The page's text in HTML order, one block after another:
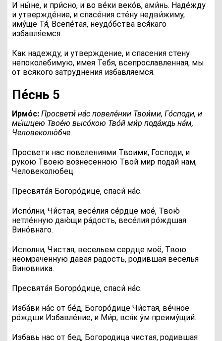
И ны́не, и при́сно, и во ве́ки веко́в, ами́нь. Наде́жду
и утвержде́ние, и спасе́ния сте́ну недви́жиму,
иму́ще Тя́, Всепе́тая, неудо́бства вся́каго
избавля́емся.
Как надежду, и утверждение, и спасения стену
непоколебимую, имея Тебя, всепрославленная, мы
от всякого затруднения избавляемся.
Пе́снь 5
Ирмо́с: Просвети́ на́с повеле́нии Твои́ми, Го́споди, и
мы́шцею Твое́ю высо́кою Тво́й ми́р пода́ждь на́м,
Человеколю́бче.
Просвети нас повелениями Твоими, Господи, и
рукою Твоею вознесенною Твой мир подай нам,
Человеколюбец.
Пресвята́я Богоро́дице, спаси́ на́с.
Испо́лни, Чи́стая, весе́лия се́рдце мое́, Твою́
нетле́нную даю́щи ра́дость, весе́лия ро́ждшая
Вино́внаго.
Исполни, Чистая, весельем сердце моё, Твою
неомраченную давая радость, родившая веселья
Виновника.
Пресвята́я Богоро́дице, спаси́ на́с.
Изба́ви на́с от бе́д, Богоро́дице Чи́стая, ве́чное
ро́ждши Избавле́ние, и Ми́р, вся́к у́м преиму́щий.
Избавь нас от бед, Богородица чистая, родившая